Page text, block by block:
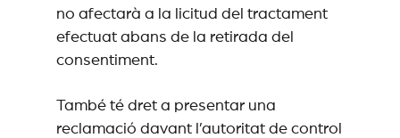
no afectarà a la licitud del tractament
efectuat abans de la retirada del
consentiment.
També té dret a presentar una
reclamació davant l’autoritat de control